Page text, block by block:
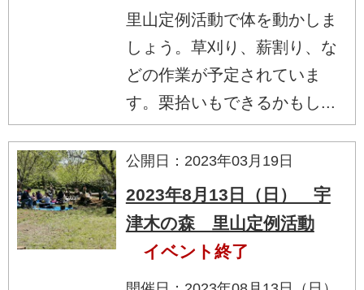
里山定例活動で体を動かしま
しょう。草刈り、薪割り、な
どの作業が予定されていま
す。栗拾いもできるかもし...
公開日：2023年03月19日
2023年8月13日（日） 宇
津木の森 里山定例活動
イベント終了